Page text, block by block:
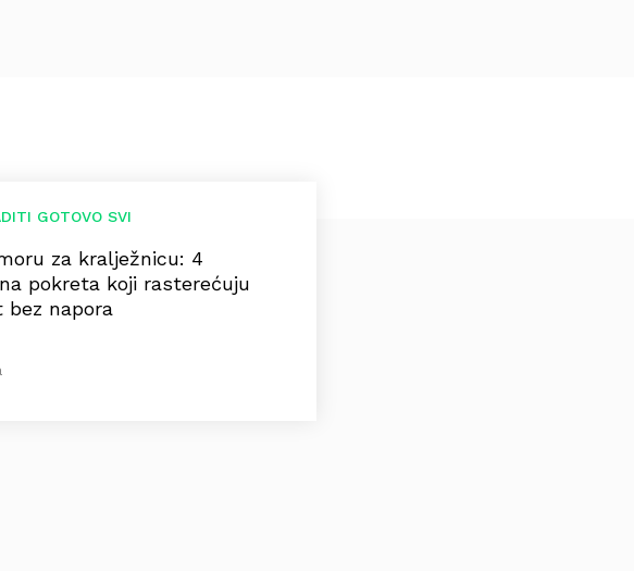
GOTOVO SVI
za kralježnicu: 4
pokreta koji rasterećuju
bez napora